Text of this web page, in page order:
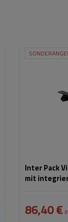
Inter Pack
mit
86,40 €